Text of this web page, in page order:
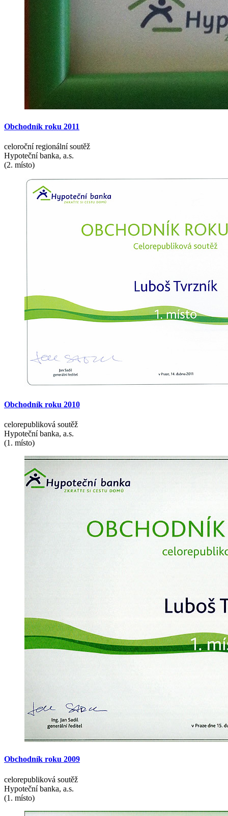
Obchodník roku 2011
celoroční regionální soutěž
Hypoteční banka, a.s.
(2. místo)
Obchodník roku 2010
celorepubliková soutěž
Hypoteční banka, a.s.
(1. místo)
Obchodník roku 2009
celorepubliková soutěž
Hypoteční banka, a.s.
(1. místo)